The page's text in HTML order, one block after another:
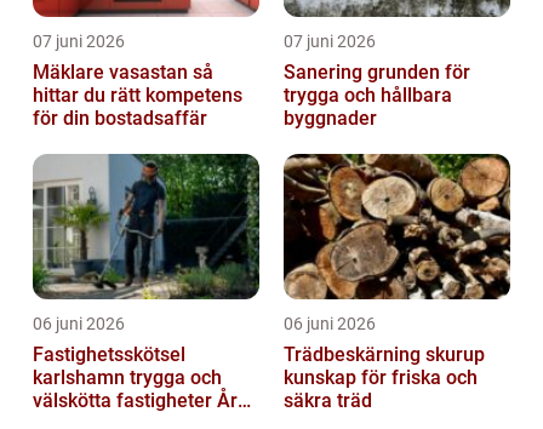
07 juni 2026
Mäklare vasastan så
hittar du rätt kompetens
för din bostadsaffär
07 juni 2026
Sanering grunden för
trygga och hållbara
byggnader
06 juni 2026
Fastighetsskötsel
karlshamn trygga och
välskötta fastigheter Året
06 juni 2026
Trädbeskärning skurup
kunskap för friska och
säkra träd